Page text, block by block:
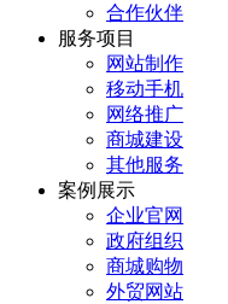
合作伙伴
服务项目
网站制作
移动手机
网络推广
商城建设
其他服务
案例展示
企业官网
政府组织
商城购物
外贸网站